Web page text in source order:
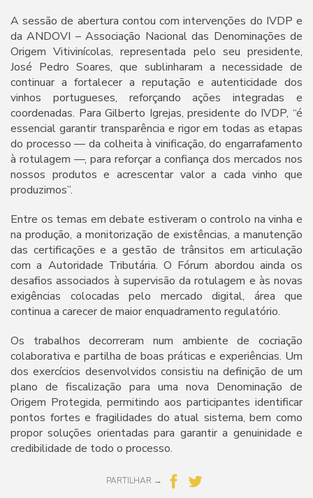
A sessão de abertura contou com intervenções do IVDP e
da ANDOVI – Associação Nacional das Denominações de
Origem Vitivinícolas, representada pelo seu presidente,
José Pedro Soares, que sublinharam a necessidade de
continuar a fortalecer a reputação e autenticidade dos
vinhos portugueses, reforçando ações integradas e
coordenadas. Para Gilberto Igrejas, presidente do IVDP, “é
essencial garantir transparência e rigor em todas as etapas
do processo — da colheita à vinificação, do engarrafamento
à rotulagem —, para reforçar a confiança dos mercados nos
nossos produtos e acrescentar valor a cada vinho que
produzimos”.
Entre os temas em debate estiveram o controlo na vinha e
na produção, a monitorização de existências, a manutenção
das certificações e a gestão de trânsitos em articulação
com a Autoridade Tributária. O Fórum abordou ainda os
desafios associados à supervisão da rotulagem e às novas
exigências colocadas pelo mercado digital, área que
continua a carecer de maior enquadramento regulatório.
Os trabalhos decorreram num ambiente de cocriação
colaborativa e partilha de boas práticas e experiências. Um
dos exercícios desenvolvidos consistiu na definição de um
plano de fiscalização para uma nova Denominação de
Origem Protegida, permitindo aos participantes identificar
pontos fortes e fragilidades do atual sistema, bem como
propor soluções orientadas para garantir a genuinidade e
credibilidade de todo o processo.
PARTILHAR →